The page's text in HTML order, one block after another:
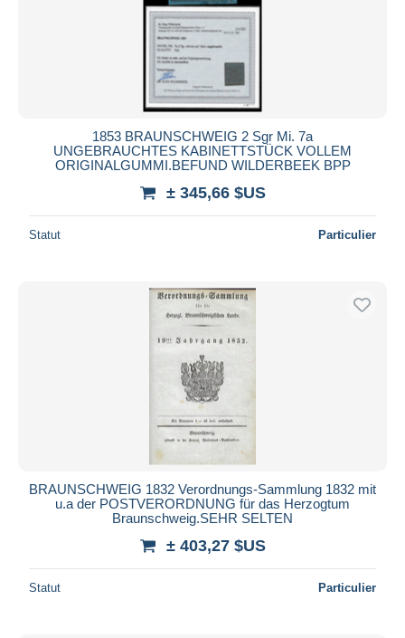
1853 BRAUNSCHWEIG 2 Sgr Mi. 7a
UNGEBRAUCHTES KABINETTSTÜCK VOLLEM
ORIGINALGUMMI.BEFUND WILDERBEEK BPP
± 345,66 $US
Statut Particulier
BRAUNSCHWEIG 1832 Verordnungs-Sammlung 1832 mit
u.a der POSTVERORDNUNG für das Herzogtum
Braunschweig.SEHR SELTEN
± 403,27 $US
Statut Particulier